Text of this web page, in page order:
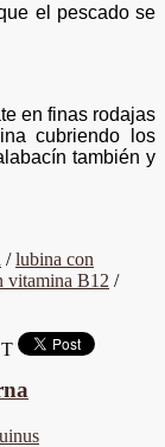
el pescado se
en finas rodajas
cubriendo los
también y
/lubina con
vitamina B12 /